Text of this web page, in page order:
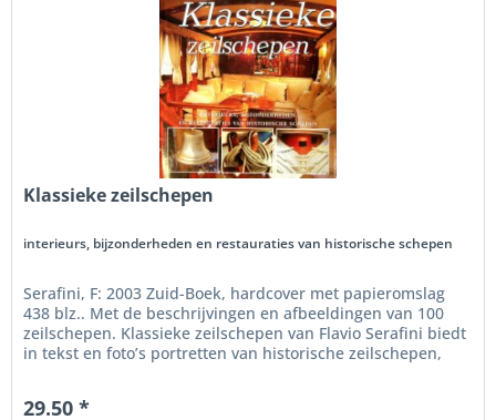
Klassieke zeilschepen
interieurs, bijzonderheden en restauraties van historische schepen
Serafini, F: 2003 Zuid-Boek, hardcover met papieromslag
438 blz.. Met de beschrijvingen en afbeeldingen van 100
zeilschepen. Klassieke zeilschepen van Flavio Serafini biedt
in tekst en foto’s portretten van historische zeilschepen,
29.50 *